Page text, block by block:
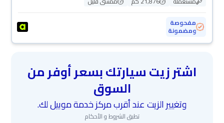
مفحوصة
ومضمونة
اشتر زيت سيارتك بسعر أوفر من
السوق
وتغيير الزيت عند أقرب مركز خدمة موبيل لك.
تطبق الشروط و الأحكام